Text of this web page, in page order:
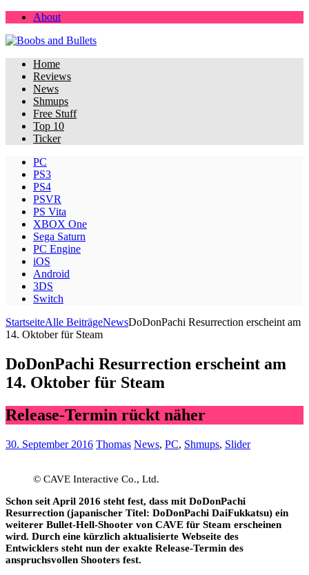
About
Home
Reviews
News
Shmups
Free Stuff
Top 10
Ticker
PC
PS3
PS4
PSVR
PS Vita
XBOX One
Sega Saturn
PC Engine
iOS
Android
3DS
Switch
StartseiteAlle BeiträgeNewsDoDonPachi Resurrection erscheint am
14. Oktober für Steam
DoDonPachi Resurrection erscheint am
14. Oktober für Steam
Release-Termin rückt näher
30. September 2016 Thomas News, PC, Shmups, Slider
© CAVE Interactive Co., Ltd.
Schon seit April 2016 steht fest, dass mit DoDonPachi
Resurrection (japanischer Titel: DoDonPachi DaiFukkatsu) ein
weiterer Bullet-Hell-Shooter von CAVE für Steam erscheinen
wird. Durch eine kürzlich aktualisierte Webseite des
Entwicklers steht nun der exakte Release-Termin des
anspruchsvollen Shooters fest.